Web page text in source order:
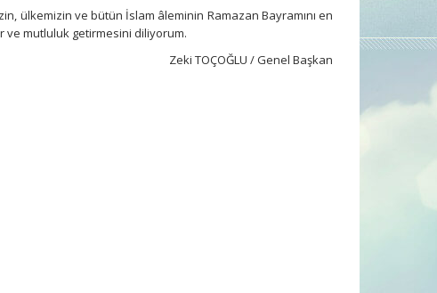
ülkemizin ve bütün İslam âleminin Ramazan Bayramını en
ve mutluluk getirmesini diliyorum.
Zeki TOÇOĞLU / Genel Başkan